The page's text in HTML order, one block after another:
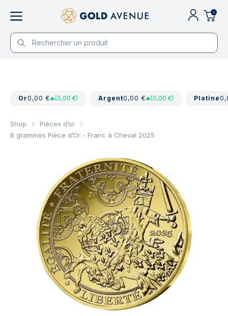
0
Or0,00 € (0,00 €) Argent0,00 € (0,00 €) Platine
Shop
Pièces d’or
8 grammes Pièce d’Or - Franc à Cheval 2025